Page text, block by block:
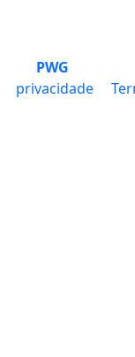
PWG
privacidade